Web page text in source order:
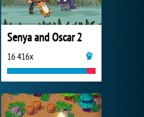
Senya and Oscar 2
16 416x